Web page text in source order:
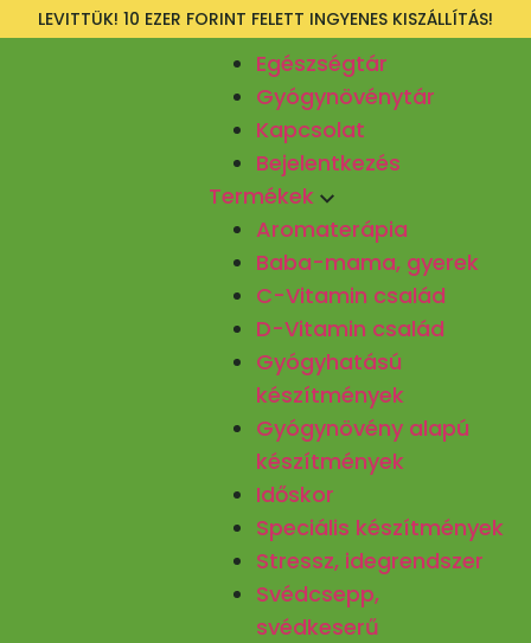
LEVITTÜK! 10 EZER FORINT FELETT INGYENES KISZÁLLÍTÁS!
Egészségtár
Gyógynövénytár
Kapcsolat
Bejelentkezés
Termékek
Aromaterápia
Baba-mama, gyerek
C-Vitamin család
D-Vitamin család
Gyógyhatású
készítmények
Gyógynövény alapú
készítmények
Időskor
Speciális készítmények
Stressz, idegrendszer
Svédcsepp,
svédkeserű